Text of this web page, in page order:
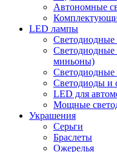
Автономные
LED лампы
миньоны)
Светодиоды и
LED для
Мощные
Украшения
Серьги
Браслеты
Ожерелья